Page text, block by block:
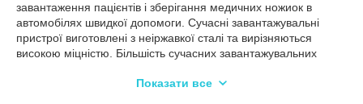
завантаження пацієнтів і зберігання медичних ножиок в
автомобілях швидкої допомоги. Сучасні завантажувальні
пристрої виготовлені з неіржавкої сталі та вирізняються
високою міцністю. Більшість сучасних завантажувальних
виготовляються з матеріалів, які легко дезінфікуються.
Показати все